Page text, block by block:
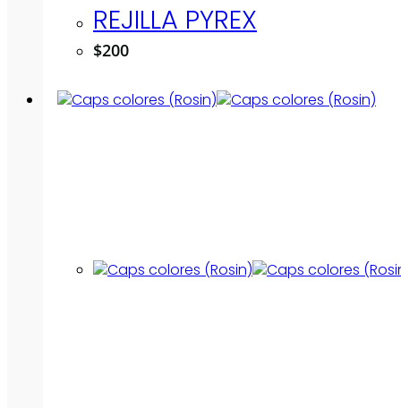
REJILLA PYREX
$200